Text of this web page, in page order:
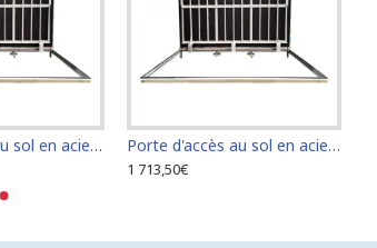
Porte d'accès au sol en acier inoxydable 60 cm x 110 cm pour intérieur et extérieur Porte d'accès au sol en acier inoxydable 60 cm x 120 cm pour intérieur et extérieur
1 713,50€